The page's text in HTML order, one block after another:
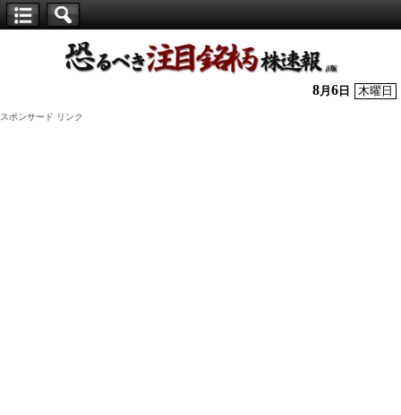
株】
8月 6 日 木曜日
スポンサード リンク